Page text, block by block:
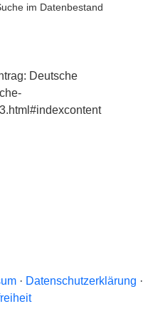
im Datenbestand
Deutsche
· Datenschutzerklärung ·